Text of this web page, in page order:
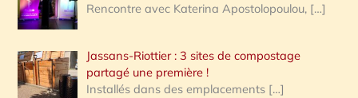
Rencontre avec Katerina Apostolopoulou, […]
Jassans-Riottier : 3 sites de compostage
partagé une première !
Installés dans des emplacements […]